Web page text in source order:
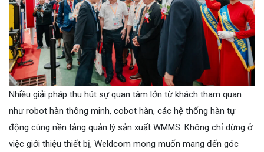
Nhiều giải pháp thu hút sự quan tâm lớn từ khách tham quan
như robot hàn thông minh, cobot hàn, các hệ thống hàn tự
động cùng nền tảng quản lý sản xuất WMMS. Không chỉ dừng ở
việc giới thiệu thiết bị, Weldcom mong muốn mang đến góc